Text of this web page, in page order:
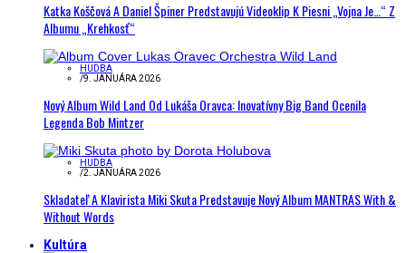
Katka Koščová A Daniel Špiner Predstavujú Videoklip K Piesni „Vojna Je…“ Z
Albumu „Krehkosť“
HUDBA
/9. JANUÁRA 2026
Nový Album Wild Land Od Lukáša Oravca: Inovatívny Big Band Ocenila
Legenda Bob Mintzer
HUDBA
/2. JANUÁRA 2026
Skladateľ A Klavirista Miki Skuta Predstavuje Nový Album MANTRAS With &
Without Words
Kultúra